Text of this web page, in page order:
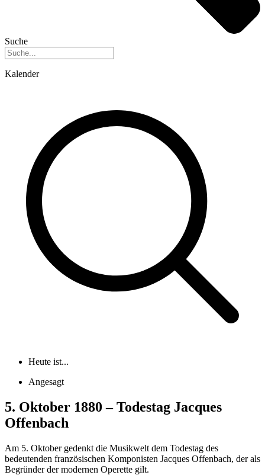
Suche
Kalender
Heute ist...
Angesagt
5. Oktober 1880 – Todestag Jacques
Offenbach
Am 5. Oktober gedenkt die Musikwelt dem Todestag des
bedeutenden französischen Komponisten Jacques Offenbach, der als
Begründer der modernen Operette gilt.